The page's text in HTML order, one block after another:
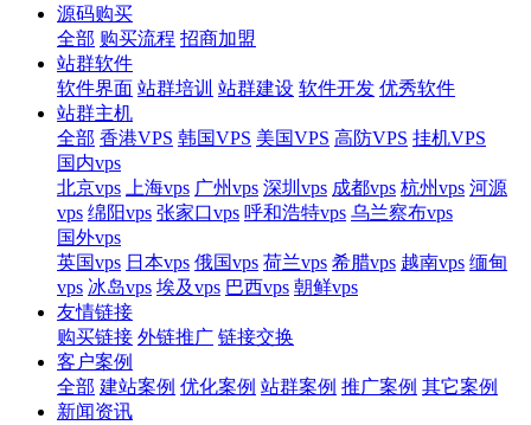
源码购买
全部 购买流程 招商加盟
站群软件
软件界面 站群培训 站群建设 软件开发 优秀软件
站群主机
全部 香港VPS 韩国VPS 美国VPS 高防VPS 挂机VPS
国内vps
北京vps
上海vps 广州vps 深圳vps 成都vps 杭州vps 河源
vps 绵阳vps 张家口vps 呼和浩特vps 乌兰察布vps
国外vps
英国vps 日本vps 俄国vps 荷兰vps 希腊vps 越南vps 缅甸
vps 冰岛vps 埃及vps 巴西vps 朝鲜vps
友情链接
购买链接 外链推广 链接交换
客户案例
全部 建站案例 优化案例 站群案例 推广案例 其它案例
新闻资讯